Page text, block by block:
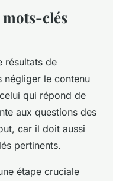
clés
résultats de
négliger le contenu
qui répond de
aux questions des
car il doit aussi
pertinents.
étape cruciale